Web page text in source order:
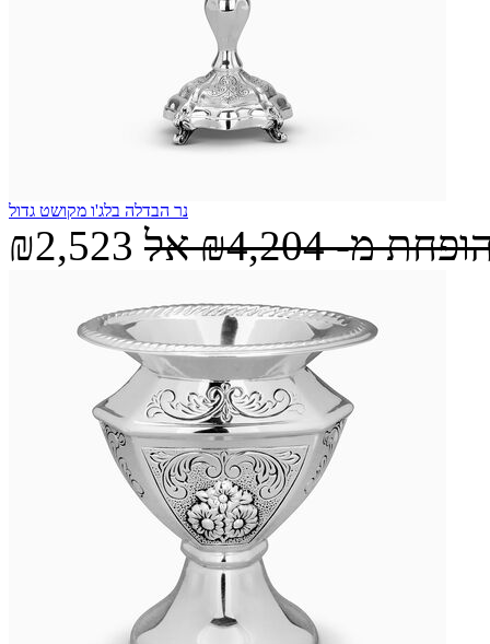
נר הבדלה בלג'ו מקושט גדול
₪2,523 מ-₪4,204 אל